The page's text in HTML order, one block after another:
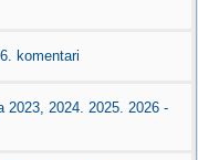
komentari
2023, 2024. 2025. 2026 -